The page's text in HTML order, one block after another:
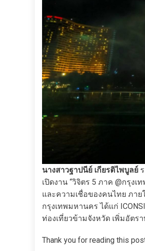
นางสาวฐาปนีย์ เกียรติไพบูลย์
เปิดงาน “วิจิตร 5 ภาค @กรุง
และความเชื่อของคนไทย ภาย
กรุงเทพมหานคร ได้แก่
ท่องเที่ยวข้ามจังหวัด เพิ่มอัตร
Thank you for reading this